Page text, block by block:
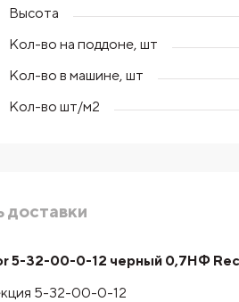
Высота
Кол-во на поддоне, шт
Кол-во в машине, шт
Кол-во шт/м2
доставки
5-32-00-0-12 черный 0,7НФ
5-32-00-0-12